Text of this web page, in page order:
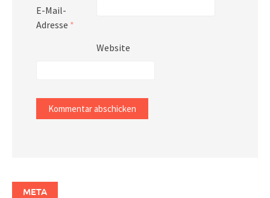
E-Mail-
Adresse *
Website
META